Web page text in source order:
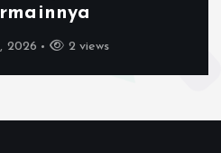
Tepat
2026 3 views